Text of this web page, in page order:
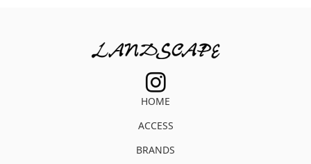
HOME
ACCESS
BRANDS